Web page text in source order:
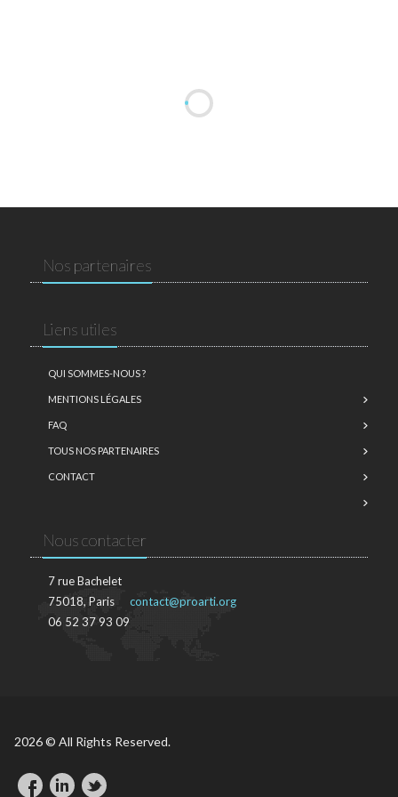
Nos partenaires
Liens utiles
QUI SOMMES-NOUS ?
MENTIONS LÉGALES
FAQ
TOUS NOS PARTENAIRES
CONTACT
Nous contacter
7 rue Bachelet
75018, Paris
06 52 37 93 09
contact@proarti.org
2026 © All Rights Reserved.